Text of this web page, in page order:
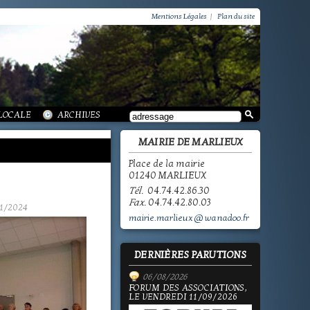
Mentions Légales | Plan du site
ARCHIVES
2024
MAIRIE DE MARLIEUX
Place de la mairie
01240 MARLIEUX
Tél. 04.74.42.86.30
Fax. 04.74.42.80.03
mairie.marlieux@wanadoo.fr
DERNIÈRES PARUTIONS
06/08/2026
FORUM DES ASSOCIATIONS,
LE VENDREDI 11/09/2026
DE MARLIEUX
MARLIEUX
SCOLAIRE JEUNESSE / INFORMATIONS
SCOLAIRE JEUNESSE / ECOLE PUBLIQUE - INFORMATIONS
SCOLAIRE JEUNESSE / PÔLE ENFANCE
SCOLAIRE JEUNESSE / ECOLE PRIVÉE
VIE SOCIALE / ACTION SOCIALE
/ ECOLE PUBLIQUE - INFORMATIONS
/ LA VIE DES ASSOCIATIONS
/ VIE LOCALE